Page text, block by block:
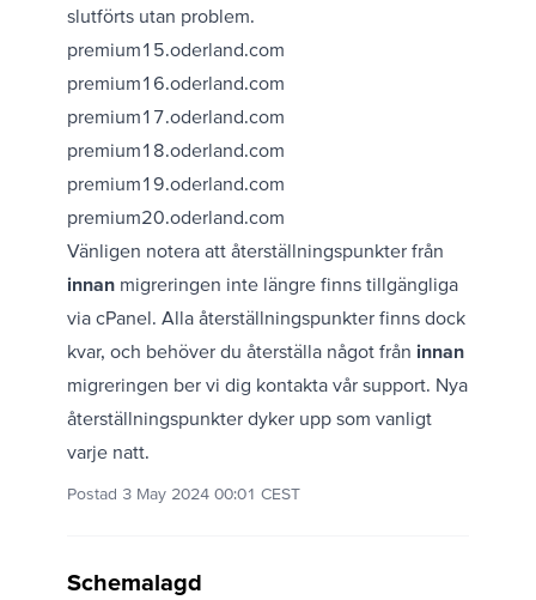
slutförts utan problem.
premium15.oderland.com
premium16.oderland.com
premium17.oderland.com
premium18.oderland.com
premium19.oderland.com
premium20.oderland.com
Vänligen notera att återställningspunkter från
innan migreringen inte längre finns tillgängliga
via cPanel. Alla återställningspunkter finns dock
kvar, och behöver du återställa något från innan
migreringen ber vi dig kontakta vår support. Nya
återställningspunkter dyker upp som vanligt
varje natt.
Postad 3 May 2024 00:01 CEST
Schemalagd